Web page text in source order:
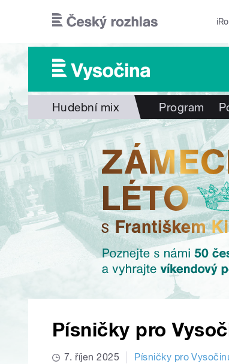
Hudební mix Program
Písničky pro
7. říjen 2025 Písničky pro